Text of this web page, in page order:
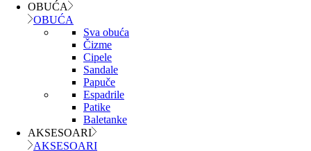
OBUĆA
OBUĆA
Sva obuća
Čizme
Cipele
Sandale
Papuče
Espadrile
Patike
Baletanke
AKSESOARI
AKSESOARI